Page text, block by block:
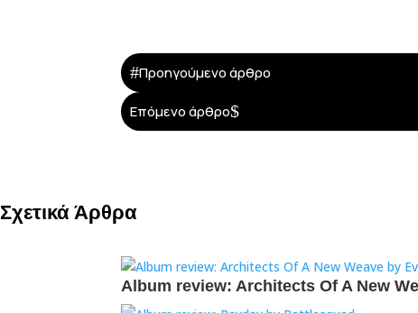
#Προηγούμενο άρθρο
Επόμενο άρθρο$
Σχετικά Άρθρα
Album review: Architects Of A New